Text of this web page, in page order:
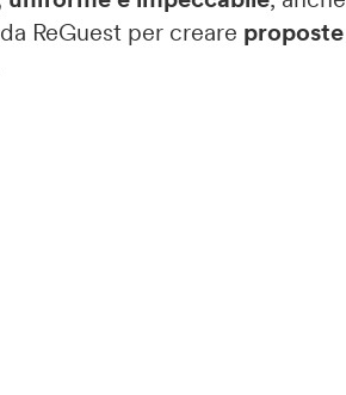
ReGuest per creare proposte